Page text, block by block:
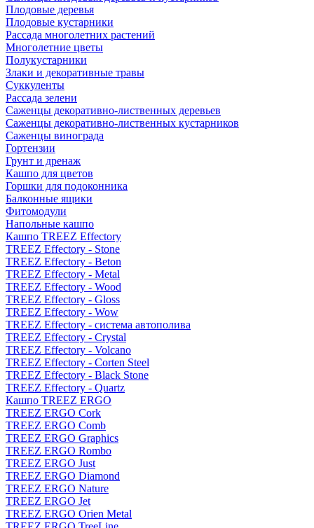
Плодовые деревья
Плодовые кустарники
Рассада многолетних растений
Многолетние цветы
Полукустарники
Злаки и декоративные травы
Суккуленты
Рассада зелени
Саженцы декоративно-лиственных деревьев
Саженцы декоративно-лиственных кустарников
Саженцы винограда
Гортензии
Грунт и дренаж
Кашпо для цветов
Горшки для подоконника
Балконные ящики
Фитомодули
Напольные кашпо
Кашпо TREEZ Effectory
TREEZ Effectory - Stone
TREEZ Effectory - Beton
TREEZ Effectory - Metal
TREEZ Effectory - Wood
TREEZ Effectory - Gloss
TREEZ Effectory - Wow
TREEZ Effectory - система автополива
TREEZ Effectory - Crystal
TREEZ Effectory - Volcano
TREEZ Effectory - Corten Steel
TREEZ Effectory - Black Stone
TREEZ Effectory - Quartz
Кашпо TREEZ ERGO
TREEZ ERGO Cork
TREEZ ERGO Comb
TREEZ ERGO Graphics
TREEZ ERGO Rombo
TREEZ ERGO Just
TREEZ ERGO Diamond
TREEZ ERGO Nature
TREEZ ERGO Jet
TREEZ ERGO Orien Metal